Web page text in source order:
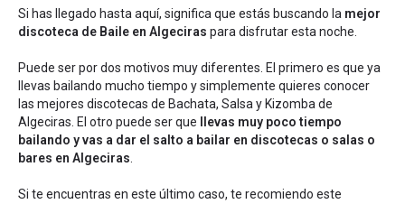
Si has llegado hasta aquí, significa que estás buscando la mejor
discoteca de Baile en Algeciras para disfrutar esta noche.
Puede ser por dos motivos muy diferentes. El primero es que ya
llevas bailando mucho tiempo y simplemente quieres conocer
las mejores discotecas de Bachata, Salsa y Kizomba de
Algeciras. El otro puede ser que
llevas muy poco tiempo
bailando y vas a dar el salto a bailar en discotecas o salas o
bares en Algeciras
Si te encuentras en este último caso, te recomiendo este